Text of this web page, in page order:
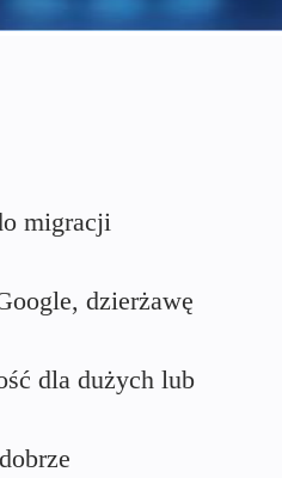
migracji
dzierżawę
dla dużych lub